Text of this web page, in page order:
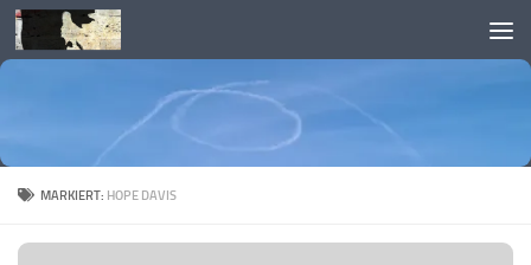
Skip to content
MARKIERT: HOPE DAVIS